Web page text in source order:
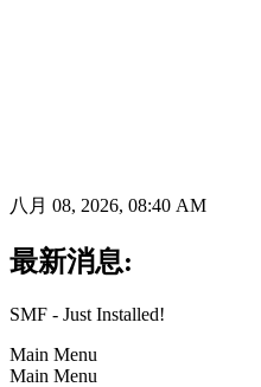
八月 08, 2026, 08:40 AM
最新消息:
SMF - Just Installed!
Main Menu
Main Menu